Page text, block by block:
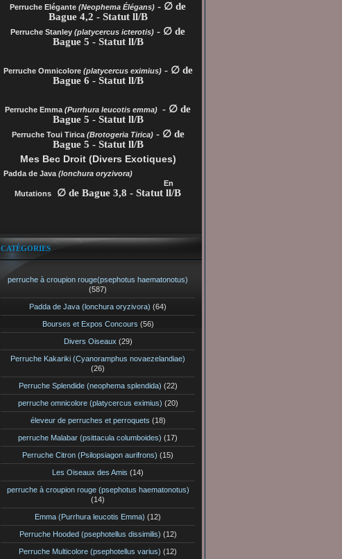
Perruche Elégante (Neophema Élégans) - ∅ de
Bague 4,2 - Statut ll/B
Perruche Stanley (platycercus icterotis) - ∅ de
Bague 5 - Statut ll/B
Perruche Omnicolore (platycercus eximius)- ∅ de
Bague 6 - Statut ll/B
Perruche Emma (Purrhura leucotis emma) - ∅ de
Bague 5 - Statut ll/B
Perruche Toui Tirica (Brotogeria Tirica)- ∅ de
Bague 5 - Statut ll/B
Mes Bec Droit (Divers Exotiques)
Padda de Java(lonchura oryzivora)
En
Mutations
∅ de Bague 3,8 - Statut ll/B
CATÉGORIES
perruche à croupion rouge(psephotus haematonotus)
(587)
Padda de Java (lonchura oryzivora) (64)
Bourses et Expos Concours (56)
Divers Oiseaux (29)
Perruche Kakariki (Cyanoramphus novaezelandiae)
(26)
Perruche Splendide (neophema splendida) (22)
perruche omnicolore (platycercus eximius) (20)
éleveur de perruches et perroquets (18)
perruche Malabar (psittacula columboides) (17)
Perruche Citron (Psilopsiagon aurifrons) (15)
Les Oiseaux des Amis (14)
perruche à croupion rouge (psephotus haematonotus)
(14)
Emma (Purrhura leucotis Emma) (12)
Perruche Hooded (psephotellus dissimilis) (12)
Perruche Multicolore (psephotellus varius) (12)